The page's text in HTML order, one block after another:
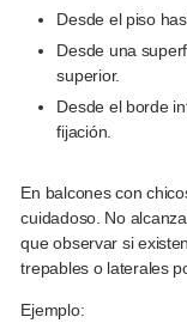
Desde el piso
Desde una
superior.
Desde el borde
fijación.
En balcones con
cuidadoso. No
que observar si
trepables o laterales
Ejemplo: